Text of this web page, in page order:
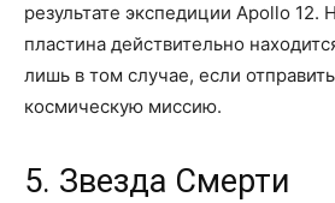
результате экспедиции Apollo 12.
пластина действительно
лишь в том случае, если
космическую миссию.
5. Звезда Смерти